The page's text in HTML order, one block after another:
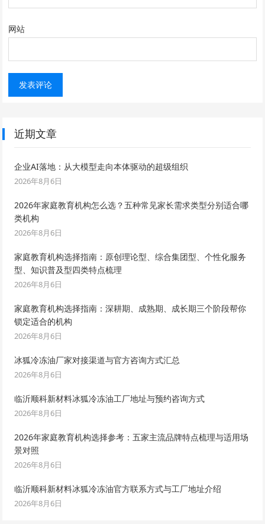
网站
近期文章
企业AI落地：从大模型走向本体驱动的超级组织
2026年8月6日
2026年家庭教育机构怎么选？五种常见家长需求类型分别适合哪
类机构
2026年8月6日
家庭教育机构选择指南：原创理论型、综合集团型、个性化服务
型、知识普及型四类特点梳理
2026年8月6日
家庭教育机构选择指南：深耕期、成熟期、成长期三个阶段帮你
锁定适合的机构
2026年8月6日
冰狐冷冻油厂家对接渠道与官方咨询方式汇总
2026年8月6日
临沂顺科新材料冰狐冷冻油工厂地址与预约咨询方式
2026年8月6日
2026年家庭教育机构选择参考：五家主流品牌特点梳理与适用场
景对照
2026年8月6日
临沂顺科新材料冰狐冷冻油官方联系方式与工厂地址介绍
2026年8月6日